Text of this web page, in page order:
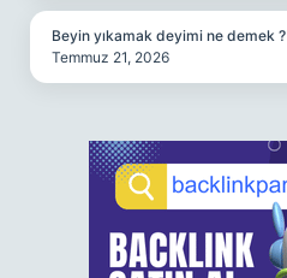
Beyin yıkamak deyimi ne demek ?
Temmuz 21, 2026